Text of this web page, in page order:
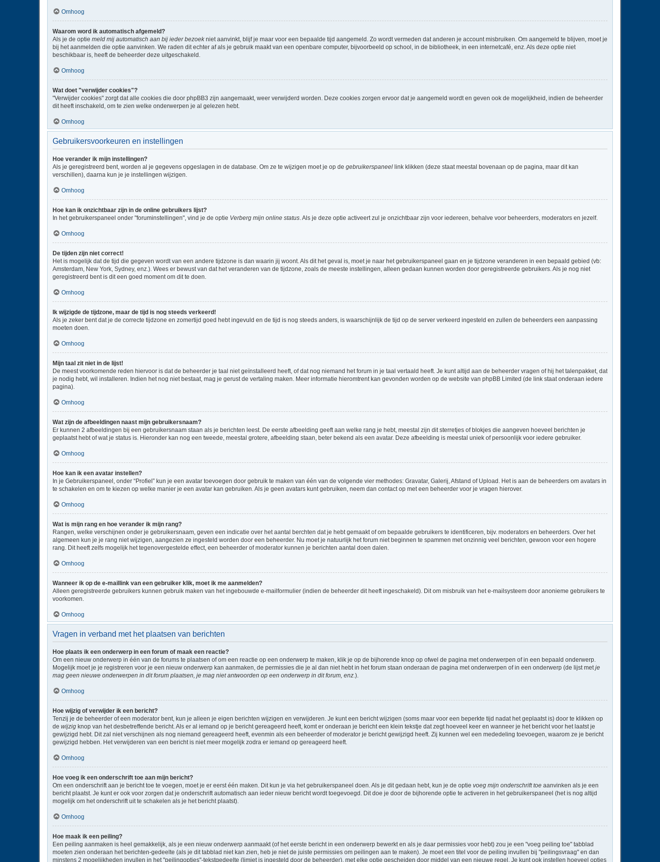
Omhoog
Waarom word ik automatisch afgemeld?
Als je de optie meld mij automatisch aan bij ieder bezoekniet aanvinkt, blijf je maar voor een bepaalde tijd aangemeld. Zo wordt vermeden dat anderen je account misbruiken. Om aangemeld te blijven, moet je
bij het aanmelden die optie aanvinken. We raden dit echter af als je gebruik maakt van een openbare computer, bijvoorbeeld op school, in de bibliotheek, in een internetcafé, enz. Als deze optie niet
beschikbaar is, heeft de beheerder deze uitgeschakeld.
Omhoog
Wat doet "verwijder cookies"?
"Verwijder cookies" zorgt dat alle cookies die door phpBB3 zijn aangemaakt, weer verwijderd worden. Deze cookies zorgen ervoor dat je aangemeld wordt en geven ook de mogelijkheid, indien de beheerder
dit heeft inschakeld, om te zien welke onderwerpen je al gelezen hebt.
Omhoog
Gebruikersvoorkeuren en instellingen
Hoe verander ik mijn instellingen?
Als je geregistreerd bent, worden al je gegevens opgeslagen in de database. Om ze te wijzigen moet je op de gebruikerspaneel link klikken (deze staat meestal bovenaan op de pagina, maar dit kan
verschillen), daarna kun je je instellingen wijzigen.
Omhoog
Hoe kan ik onzichtbaar zijn in de online gebruikers lijst?
In het gebruikerspaneel onder "foruminstellingen", vind je de optie Verberg mijn online status. Als je deze optie activeert zul je onzichtbaar zijn voor iedereen, behalve voor beheerders, moderators en jezelf.
Omhoog
De tijden zijn niet correct!
Het is mogelijk dat de tijd die gegeven wordt van een andere tijdzone is dan waarin jij woont. Als dit het geval is, moet je naar het gebruikerspaneel gaan en je tijdzone veranderen in een bepaald gebied (vb:
Amsterdam, New York, Sydney, enz.). Wees er bewust van dat het veranderen van de tijdzone, zoals de meeste instellingen, alleen gedaan kunnen worden door geregistreerde gebruikers. Als je nog niet
geregistreerd bent is dit een goed moment om dit te doen.
Omhoog
Ik wijzigde de tijdzone, maar de tijd is nog steeds verkeerd!
Als je zeker bent dat je de correcte tijdzone en zomertijd goed hebt ingevuld en de tijd is nog steeds anders, is waarschijnlijk de tijd op de server verkeerd ingesteld en zullen de beheerders een aanpassing
moeten doen.
Omhoog
Mijn taal zit niet in de lijst!
De meest voorkomende reden hiervoor is dat de beheerder je taal niet geïnstalleerd heeft, of dat nog niemand het forum in je taal vertaald heeft. Je kunt altijd aan de beheerder vragen of hij het talenpakket, dat
je nodig hebt, wil installeren. Indien het nog niet bestaat, mag je gerust de vertaling maken. Meer informatie hieromtrent kan gevonden worden op de website van phpBB Limited (de link staat onderaan iedere
pagina).
Omhoog
Wat zijn de afbeeldingen naast mijn gebruikersnaam?
Er kunnen 2 afbeeldingen bij een gebruikersnaam staan als je berichten leest. De eerste afbeelding geeft aan welke rang je hebt, meestal zijn dit sterretjes of blokjes die aangeven hoeveel berichten je
geplaatst hebt of wat je status is. Hieronder kan nog een tweede, meestal grotere, afbeelding staan, beter bekend als een avatar. Deze afbeelding is meestal uniek of persoonlijk voor iedere gebruiker.
Omhoog
Hoe kan ik een avatar instellen?
In je Gebruikerspaneel, onder “Profiel” kun je een avatar toevoegen door gebruik te maken van één van de volgende vier methodes: Gravatar, Galerij, Afstand of Upload. Het is aan de beheerders om avatars in
te schakelen en om te kiezen op welke manier je een avatar kan gebruiken. Als je geen avatars kunt gebruiken, neem dan contact op met een beheerder voor je vragen hierover.
Omhoog
Wat is mijn rang en hoe verander ik mijn rang?
Rangen, welke verschijnen onder je gebruikersnaam, geven een indicatie over het aantal berchten dat je hebt gemaakt of om bepaalde gebruikers te identificeren, bijv. moderators en beheerders. Over het
algemeen kun je je rang niet wijzigen, aangezien ze ingesteld worden door een beheerder. Nu moet je natuurlijk het forum niet beginnen te spammen met onzinnig veel berichten, gewoon voor een hogere
rang. Dit heeft zelfs mogelijk het tegenovergestelde effect, een beheerder of moderator kunnen je berichten aantal doen dalen.
Omhoog
Wanneer ik op de e-maillink van een gebruiker klik, moet ik me aanmelden?
Alleen geregistreerde gebruikers kunnen gebruik maken van het ingebouwde e-mailformulier (indien de beheerder dit heeft ingeschakeld). Dit om misbruik van het e-mailsysteem door anonieme gebruikers te
voorkomen.
Omhoog
Vragen in verband met het plaatsen van berichten
Hoe plaats ik een onderwerp in een forum of maak een reactie?
Om een nieuw onderwerp in één van de forums te plaatsen of om een reactie op een onderwerp te maken, klik je op de bijhorende knop op ofwel de pagina met onderwerpen of in een bepaald onderwerp.
Mogelijk moet je je registreren voor je een nieuw onderwerp kan aanmaken, de permissies die je al dan niet hebt in het forum staan onderaan de pagina met onderwerpen of in een onderwerp (de lijst metje
mag geen nieuwe onderwerpen in dit forum plaatsen, je mag niet antwoorden op een onderwerp in dit forum, enz.).
Omhoog
Hoe wijzig of verwijder ik een bericht?
Tenzij je de beheerder of een moderator bent, kun je alleen je eigen berichten wijzigen en verwijderen. Je kunt een bericht wijzigen (soms maar voor een beperkte tijd nadat het geplaatst is) door te klikken op
de wijzig knop van het desbetreffende bericht. Als er al iemand op je bericht gereageerd heeft, komt er onderaan je bericht een klein tekstje dat zegt hoeveel keer en wanneer je het bericht voor het laatst je
gewijzigd hebt. Dit zal niet verschijnen als nog niemand gereageerd heeft, evenmin als een beheerder of moderator je bericht gewijzigd heeft. Zij kunnen wel een mededeling toevoegen, waarom ze je bericht
gewijzigd hebben. Het verwijderen van een bericht is niet meer mogelijk zodra er iemand op gereageerd heeft.
Omhoog
Hoe voeg ik een onderschrift toe aan mijn bericht?
Om een onderschrift aan je bericht toe te voegen, moet je er eerst één maken. Dit kun je via het gebruikerspaneel doen. Als je dit gedaan hebt, kun je de optie voeg mijn onderschrift toe aanvinken als je een
bericht plaatst. Je kunt er ook voor zorgen dat je onderschrift automatisch aan ieder nieuw bericht wordt toegevoegd. Dit doe je door de bijhorende optie te activeren in het gebruikerspaneel (het is nog altijd
mogelijk om het onderschrift uit te schakelen als je het bericht plaatst).
Omhoog
Hoe maak ik een peiling?
Een peiling aanmaken is heel gemakkelijk, als je een nieuw onderwerp aanmaakt (of het eerste bericht in een onderwerp bewerkt en als je daar permissies voor hebt) zou je een "voeg peiling toe" tabblad
moeten zien onderaan het berichten-gedeelte (als je dit tabblad niet kan zien, heb je niet de juiste permissies om peilingen aan te maken). Je moet een titel voor de peiling invullen bij "peilingsvraag" en dan
minstens 2 mogelijkheden invullen in het "peilingopties"-tekstgedeelte (limiet is ingesteld door de beheerder), met elke optie gescheiden door middel van een nieuwe regel. Je kunt ook instellen hoeveel opties